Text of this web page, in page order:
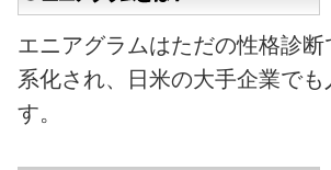
エニアグラムはただの性格診
系化され、日米の大手企業で
す。